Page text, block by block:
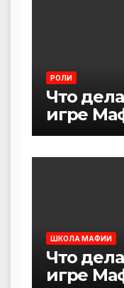
РОЛИ
Что
игре
ШКОЛА МАФИИ
Что
игре